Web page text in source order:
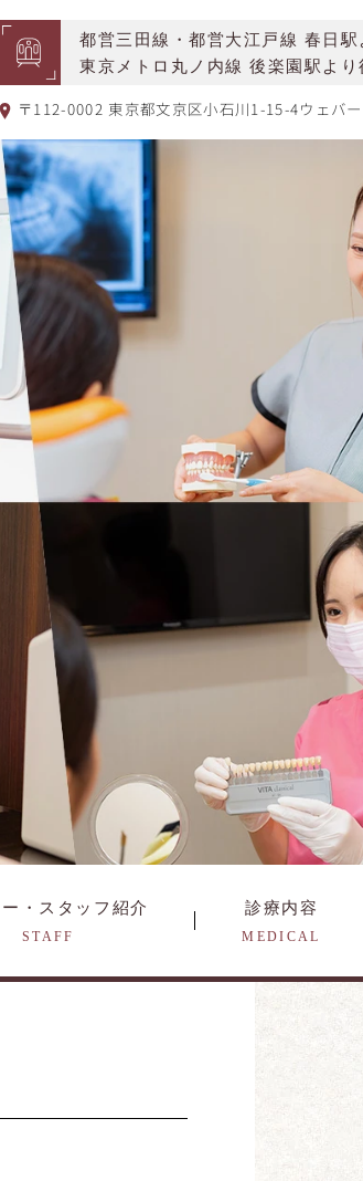
都営三田線・都営大江戸線 春日駅
東京メトロ丸ノ内線 後楽園駅より
〒112-0002 東京都文京区小石川1-15-4ウェバ
ー・スタッフ紹介
STAFF
診療内容
MEDICAL